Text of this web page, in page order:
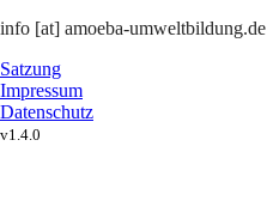
info [at] amoeba-umweltbildung.de
Satzung
Impressum
Datenschutz
v1.4.0